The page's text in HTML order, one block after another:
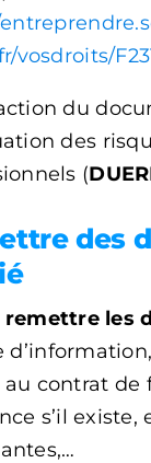
vosdroits/
du
des
(
des
remettre les
contrat de
s’il existe,